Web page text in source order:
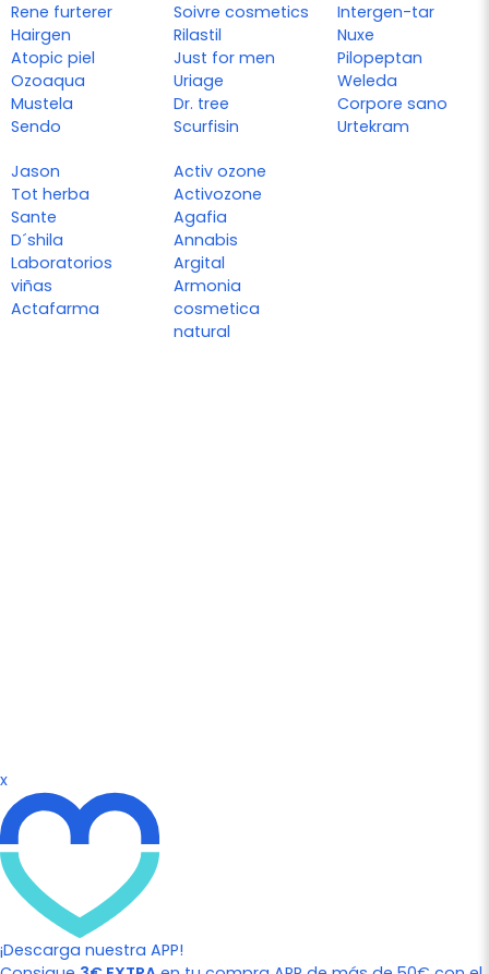
Rene furterer
Hairgen
Atopic piel
Ozoaqua
Mustela
Sendo
Soivre cosmetics
Rilastil
Just for men
Uriage
Dr. tree
Scurfisin
Intergen-tar
Nuxe
Pilopeptan
Weleda
Corpore sano
Urtekram
Jason
Tot herba
Sante
D´shila
Laboratorios
viñas
Actafarma
Activ ozone
Activozone
Agafia
Annabis
Argital
Armonia
cosmetica
natural
x
¡Descarga nuestra APP!